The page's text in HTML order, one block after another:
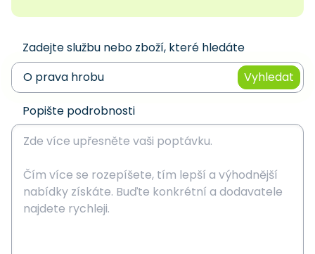
Zadejte službu nebo zboží, které hledáte
Vyhledat
Popište podrobnosti